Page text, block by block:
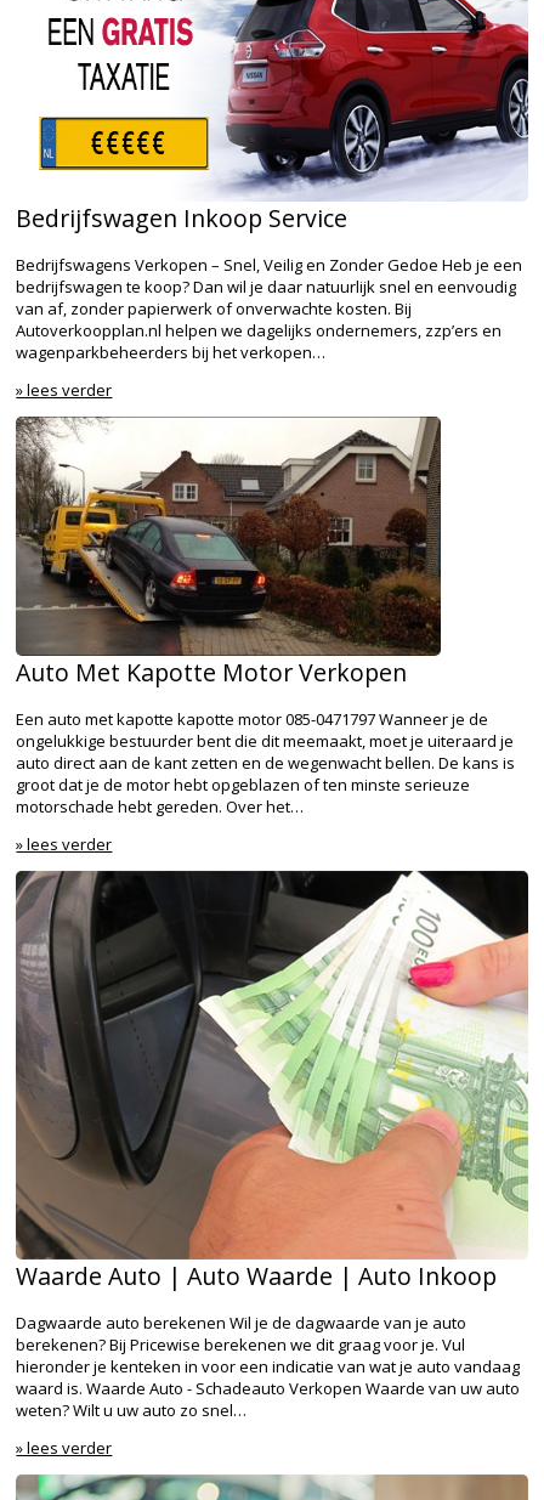
Bedrijfswagen Inkoop Service
Bedrijfswagens Verkopen – Snel, Veilig en Zonder Gedoe Heb je een
bedrijfswagen te koop? Dan wil je daar natuurlijk snel en eenvoudig
van af, zonder papierwerk of onverwachte kosten. Bij
Autoverkoopplan.nl helpen we dagelijks ondernemers, zzp’ers en
wagenparkbeheerders bij het verkopen…
» lees verder
Auto Met Kapotte Motor Verkopen
Een auto met kapotte kapotte motor 085-0471797 Wanneer je de
ongelukkige bestuurder bent die dit meemaakt, moet je uiteraard je
auto direct aan de kant zetten en de wegenwacht bellen. De kans is
groot dat je de motor hebt opgeblazen of ten minste serieuze
motorschade hebt gereden. Over het…
» lees verder
Waarde Auto | Auto Waarde | Auto Inkoop
Dagwaarde auto berekenen Wil je de dagwaarde van je auto
berekenen? Bij Pricewise berekenen we dit graag voor je. Vul
hieronder je kenteken in voor een indicatie van wat je auto vandaag
waard is. Waarde Auto - Schadeauto Verkopen Waarde van uw auto
weten? Wilt u uw auto zo snel…
» lees verder